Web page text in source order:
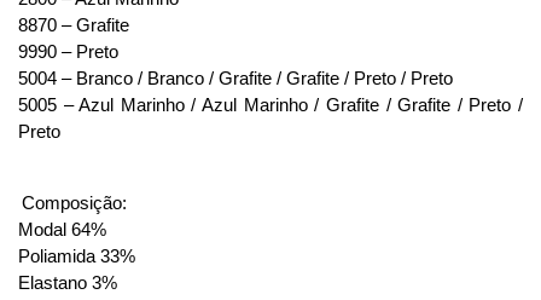
8870 – Grafite
9990 – Preto
5004 – Branco / Branco / Grafite / Grafite / Preto / Preto
5005 – Azul Marinho / Azul Marinho / Grafite / Grafite / Preto /
Preto
Composição:
Modal 64%
Poliamida 33%
Elastano 3%